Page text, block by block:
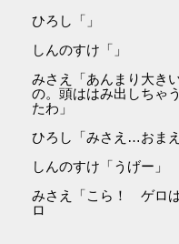
ひろし「」
しんのすけ「」
みさえ「あんまり大き
の。頭ははみ出しちゃ
たわ」
ひろし「みさえ…おまえ
しんのすけ「うげー」
みさえ「こら！ ゲロ
ロ